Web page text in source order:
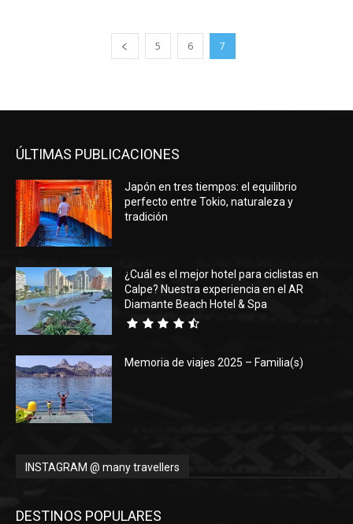
5 6 7
ÚLTIMAS PUBLICACIONES
Japón en tres tiempos: el equilibrio
perfecto entre Tokio, naturaleza y
tradición
¿Cuál es el mejor hotel para ciclistas en
Calpe? Nuestra experiencia en el AR
Diamante Beach Hotel & Spa
Memoria de viajes 2025 – Familia(s)
INSTAGRAM @ many travellers
DESTINOS POPULARES